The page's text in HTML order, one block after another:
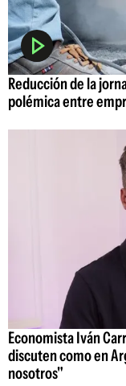
Reducción de la
polémica entre
Economista Iván
discuten como en
nosotros"